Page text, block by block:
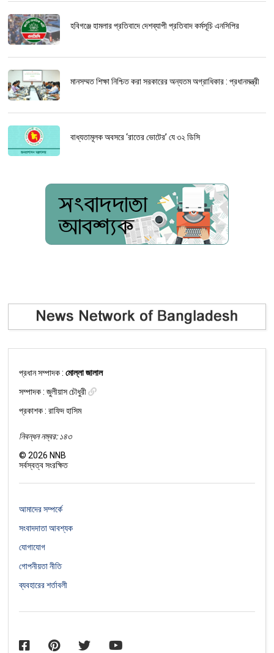
হবিগঞ্জে হামলার প্রতিবাদে দেশব্যাপী প্রতিবাদ কর্মসূচি এনসিপির
মানসম্মত শিক্ষা নিশ্চিত করা সরকারের অন্যতম অগ্রাধিকার : প্রধানমন্ত্রী
বাধ্যতামূলক অবসরে ‘রাতের ভোটের’ যে ৩২ ডিসি
প্রধান সম্পাদক :মোল্লা জালাল
সম্পাদক :জুলীয়াস চৌধুরী
প্রকাশক : রাফিদ হাসিম
নিবন্ধন নম্বর: ১৪৩
©2026 NNB
সর্বস্বত্ব সংরক্ষিত
আমাদের সম্পর্কে
সংবাদদাতা আবশ্যক
যোগাযোগ
গোপনীয়তা নীতি
ব্যবহারের শর্তাবলী